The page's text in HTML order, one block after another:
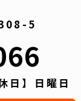
5
日】日曜日